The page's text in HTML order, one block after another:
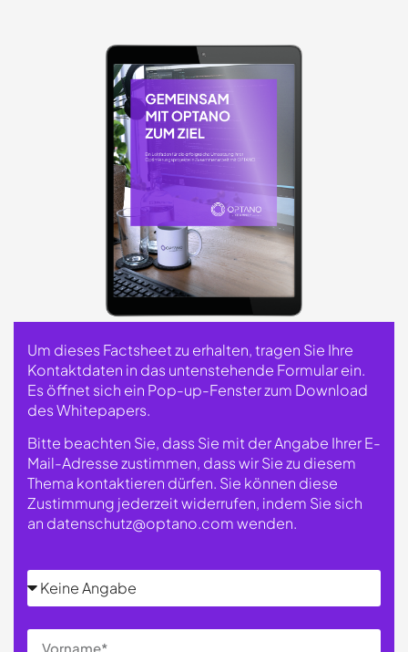
Um dieses Factsheet zu erhalten, tragen Sie Ihre
Kontaktdaten in das untenstehende Formular ein.
Es öffnet sich ein Pop-up-Fenster zum Download
des Whitepapers.
Bitte beachten Sie, dass Sie mit der Angabe Ihrer E-
Mail-Adresse zustimmen, dass wir Sie zu diesem
Thema kontaktieren dürfen. Sie können diese
Zustimmung jederzeit widerrufen, indem Sie sich
an datenschutz@optano.comwenden.